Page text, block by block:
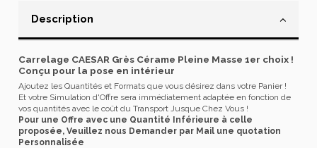
Description
Carrelage CAESAR Grès Cérame Pleine Masse 1er choix !
Conçu pour la pose en intérieur
Ajoutez les Quantités et Formats que vous désirez dans votre Panier !
Et votre Simulation d'Offre sera immédiatement adaptée en fonction de
vos quantités avec le coût du Transport Jusque Chez Vous !
Pour une Offre avec une Quantité Inférieure à celle
proposée, Veuillez nous Demander par Mail une quotation
Personnalisée